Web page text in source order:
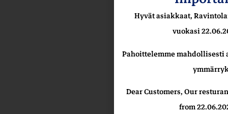
Hyvät asiakkaat,
vuokasi
Pahoittelemme
Dear Customers, Our
from